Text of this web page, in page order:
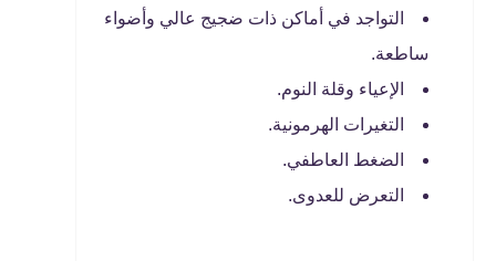
التواجد في أماكن ذات ضجيج عالي وأضواء
ساطعة.
الإعياء وقلة النوم.
التغيرات الهرمونية.
الضغط العاطفي.
التعرض للعدوى.